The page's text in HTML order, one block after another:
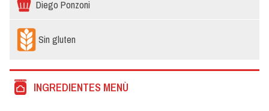
Diego Ponzoni
Sin gluten
INGREDIENTES MENÙ